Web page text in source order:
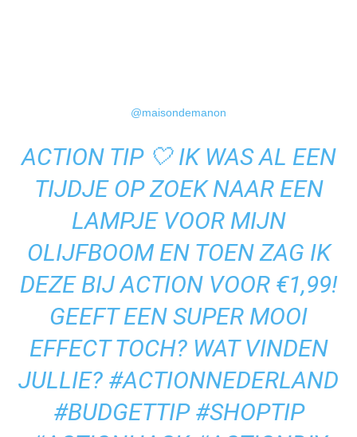
@maisondemanon
ACTION TIP 🤍 IK WAS AL EEN
TIJDJE OP ZOEK NAAR EEN
LAMPJE VOOR MIJN
OLIJFBOOM EN TOEN ZAG IK
DEZE BIJ ACTION VOOR €1,99!
GEEFT EEN SUPER MOOI
EFFECT TOCH? WAT VINDEN
JULLIE? #ACTIONNEDERLAND
#BUDGETTIP #SHOPTIP